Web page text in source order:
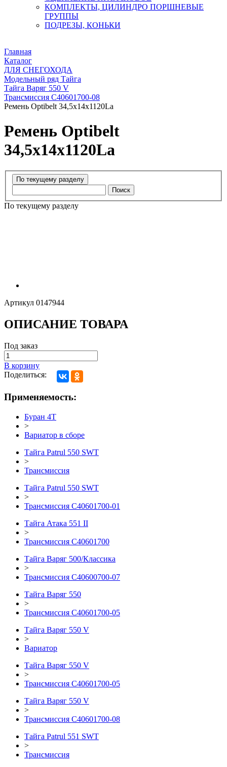
КОМПЛЕКТЫ, ЦИЛИНДРО ПОРШНЕВЫЕ
ГРУППЫ
ПОДРЕЗЫ, КОНЬКИ
Главная
Каталог
ДЛЯ СНЕГОХОДА
Модельный ряд Тайга
Тайга Варяг 550 V
Трансмиссия С40601700-08
Ремень Optibelt 34,5х14х1120La
Ремень Optibelt
34,5х14х1120La
Поиск
По текущему разделу
Артикул 0147944
ОПИСАНИЕ ТОВАРА
Под заказ
В корзину
Поделиться:
Применяемость:
Буран 4Т
>
Вариатор в сборе
Тайга Patrul 550 SWT
>
Трансмиссия
Тайга Patrul 550 SWT
>
Трансмиссия С40601700-01
Тайга Атака 551 II
>
Трансмиссия С40601700
Тайга Варяг 500/Классика
>
Трансмиссия С40600700-07
Тайга Варяг 550
>
Трансмиссия С40601700-05
Тайга Варяг 550 V
>
Вариатор
Тайга Варяг 550 V
>
Трансмиссия С40601700-05
Тайга Варяг 550 V
>
Трансмиссия С40601700-08
Тайга Patrul 551 SWT
>
Трансмиссия